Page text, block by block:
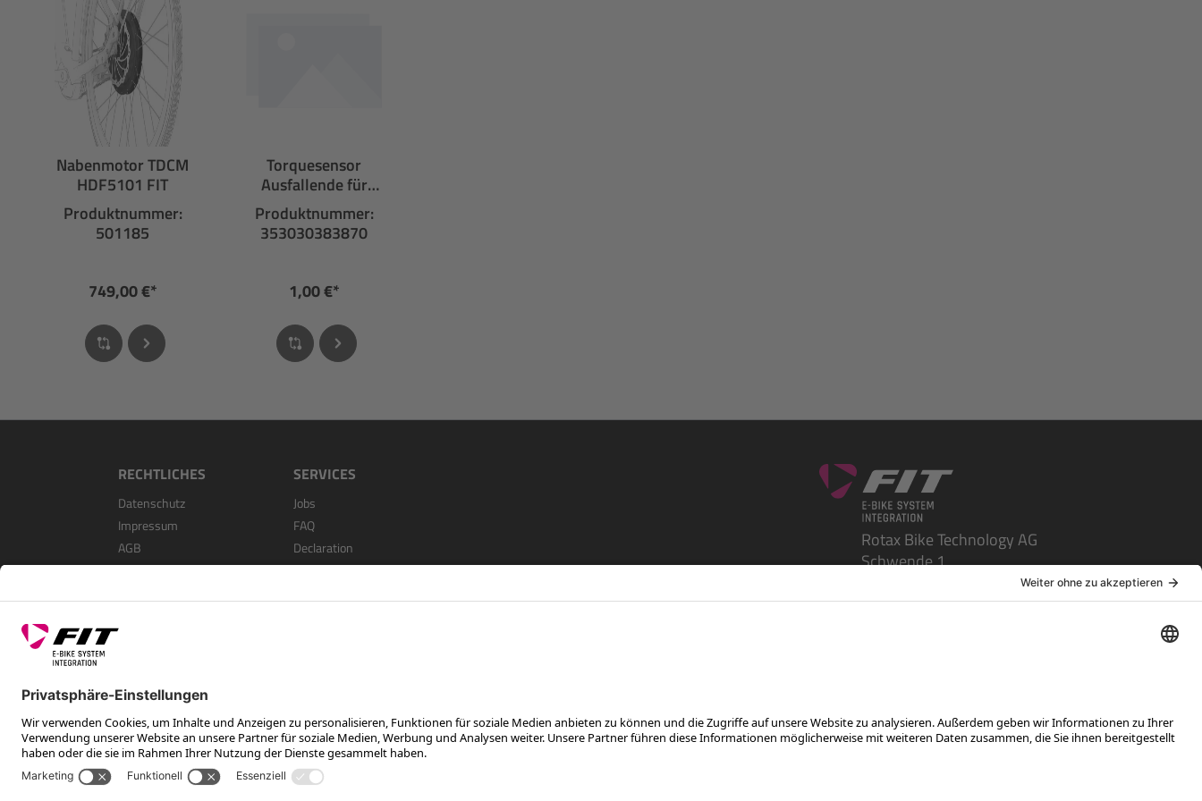
Nabenmotor TDCM
HDF5101 FIT
Produktnummer:
501185
749,00 €*
Torquesensor
Ausfallende für
Nabenmotor
Produktnummer:
353030383870
1,00 €*
RECHTLICHES
Datenschutz
Impressum
AGB
SERVICES
Jobs
FAQ
Declaration
Open Source Software
Rotax Bike Technology AG
Schwende 1
FOLGE UNS AUF